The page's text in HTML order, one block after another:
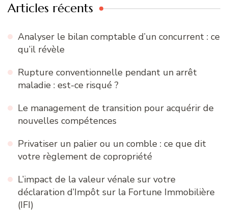
Articles récents
Analyser le bilan comptable d’un concurrent : ce
qu’il révèle
Rupture conventionnelle pendant un arrêt
maladie : est-ce risqué ?
Le management de transition pour acquérir de
nouvelles compétences
Privatiser un palier ou un comble : ce que dit
votre règlement de copropriété
L’impact de la valeur vénale sur votre
déclaration d’Impôt sur la Fortune Immobilière
(IFI)